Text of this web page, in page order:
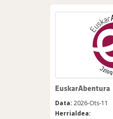
EuskarAbentura
Data: 2026-Ots-11
Herrialdea: